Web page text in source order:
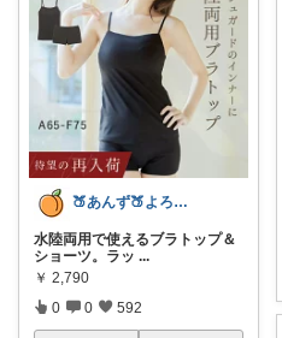
🍑あんず🍑よろしくおねがいします🤡
水陸両用で使えるブラトップ＆
ショーツ。ラッ ...
￥ 2,790
0 0 592